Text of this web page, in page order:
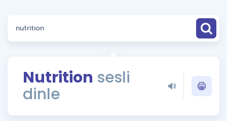
Sözlük
Rehberlik Aracı
ÖSYM Sınav Takvimi
Hakkımızda
Nutrition sesli
dinle